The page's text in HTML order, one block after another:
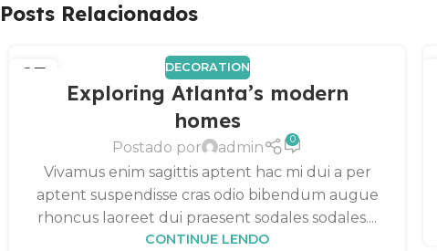
Posts Relacionados
27 DECORATION
Exploring Atlanta’s modern
homes
Postado por admin 0
Vivamus enim sagittis aptent hac mi dui a per
aptent suspendisse cras odio bibendum augue
rhoncus laoreet dui praesent sodales sodales....
CONTINUE LENDO